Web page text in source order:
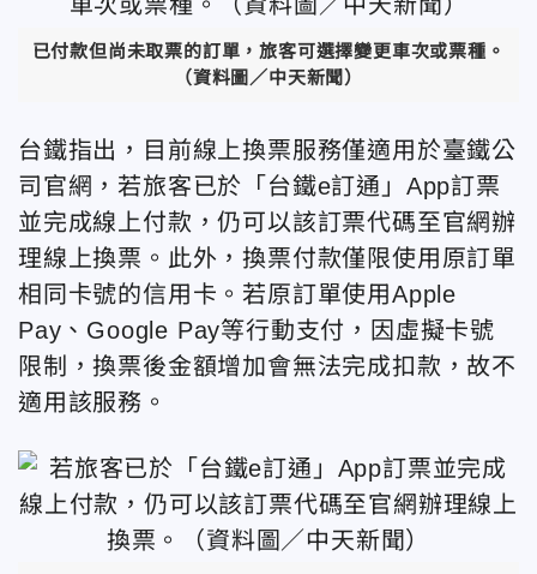
已付款但尚未取票的訂單，旅客可選擇變更車次或票種。
（資料圖／中天新聞）
台鐵指出，目前線上換票服務僅適用於臺鐵公
司官網，若旅客已於「台鐵e訂通」App訂票
並完成線上付款，仍可以該訂票代碼至官網辦
理線上換票。此外，換票付款僅限使用原訂單
相同卡號的信用卡。若原訂單使用Apple
Pay、Google Pay等行動支付，因虛擬卡號
限制，換票後金額增加會無法完成扣款，故不
適用該服務。